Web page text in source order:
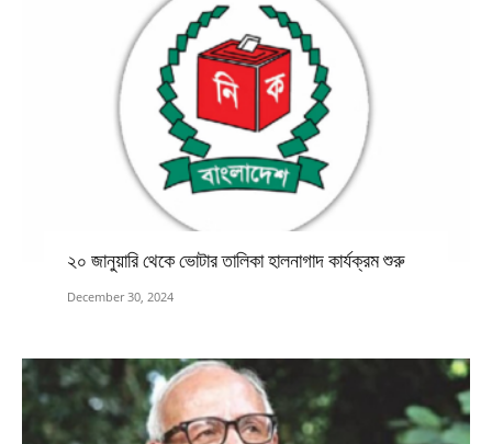
২০ জানুয়ারি থেকে ভোটার তালিকা হালনাগাদ কার্যক্রম শুরু
December 30, 2024